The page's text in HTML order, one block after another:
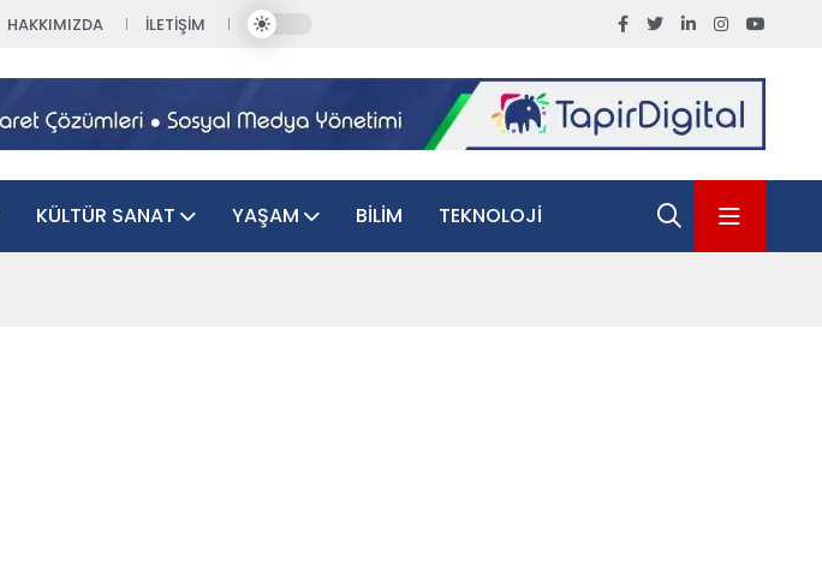
HAKKIMIZDA İLETIŞIM
KÜLTÜR SANAT YAŞAM BILIM TEKNOLOJI